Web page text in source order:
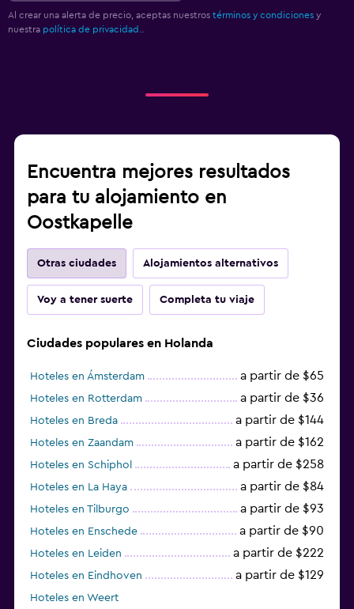
Al crear una alerta de precio, aceptas nuestros términos y condiciones y
nuestra política de privacidad.
Encuentra mejores resultados
para tu alojamiento en
Oostkapelle
Otras ciudades Alojamientos alternativos
Voy a tener suerte Completa tu viaje
Ciudades populares en Holanda
Hoteles en Ámsterdam a partir de $65
Hoteles en Rotterdam a partir de $36
Hoteles en Breda a partir de $144
Hoteles en Zaandam a partir de $162
Hoteles en Schiphol a partir de $258
Hoteles en La Haya a partir de $84
Hoteles en Tilburgo a partir de $93
Hoteles en Enschede a partir de $90
Hoteles en Leiden a partir de $222
Hoteles en Eindhoven a partir de $129
Hoteles en Weert